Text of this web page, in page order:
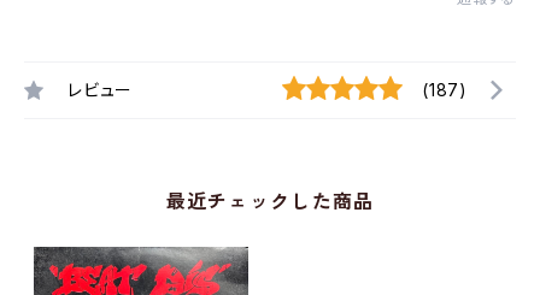
レビュー (187)
最近チェックした商品